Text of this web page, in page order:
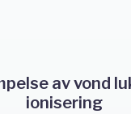
av vond
ionisering